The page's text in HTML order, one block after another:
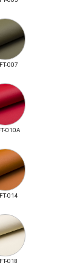
007
010A
014
018